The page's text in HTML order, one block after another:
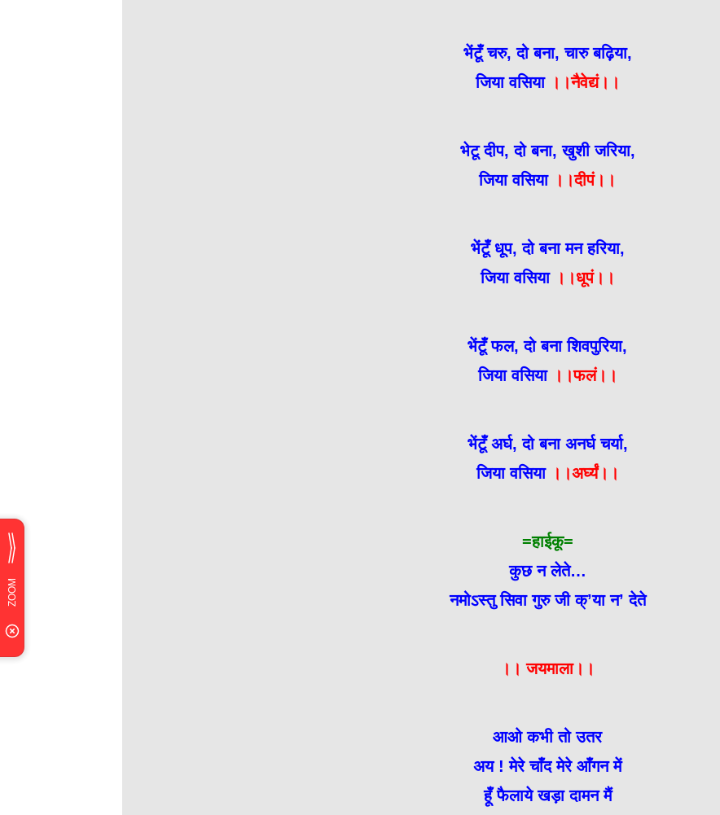
भेंटूँ चरु, दो बना, चारु बढ़िया,
जिया वसिया।।नैवेद्यं।।
भेटू दीप, दो बना, खुशी जरिया,
जिया वसिया ।।दीपं।।
भेंटूँ धूप, दो बना मन हरिया,
जिया वसिया।।धूपं।।
भेंटूँ फल, दो बना शिवपुरिया,
जिया वसिया।।फलं।।
भेंटूँ अर्घ, दो बना अनर्घ चर्या,
जिया वसिया।।अर्घ्यं।।
=हाईकू=
कुछ न लेते…
नमोऽस्तु सिवा गुरु जी क्’या न’ देते
।। जयमाला।।
आओ कभी तो उतर
अय ! मेरे चाँद मेरे आँगन में
हूँ फैलाये खड़ा दामन मैं